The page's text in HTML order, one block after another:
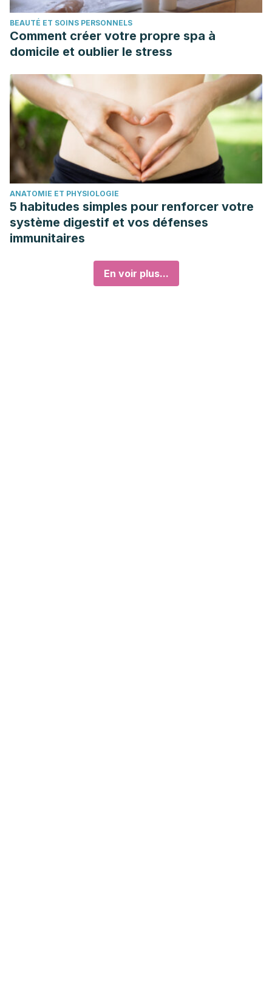
BEAUTÉ ET SOINS PERSONNELS
Comment créer votre propre spa à
domicile et oublier le stress
ANATOMIE ET PHYSIOLOGIE
5 habitudes simples pour renforcer votre
système digestif et vos défenses
immunitaires
En voir plus...